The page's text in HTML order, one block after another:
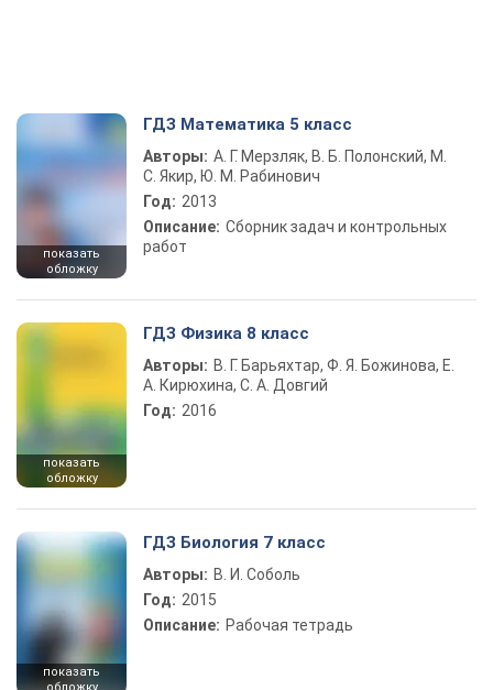
показать
обложку
ГДЗ Математика 5 класс
Авторы: А. Г. Мерзляк, В. Б. Полонский, М.
С. Якир, Ю. М. Рабинович
Год: 2013
Описание: Сборник задач и контрольных
работ
показать
обложку
ГДЗ Физика 8 класс
Авторы: В. Г. Барьяхтар, Ф. Я. Божинова, Е.
А. Кирюхина, С. А. Довгий
Год: 2016
показать
ГДЗ Биология 7 класс
Авторы: В. И. Соболь
Год: 2015
Описание: Рабочая тетрадь